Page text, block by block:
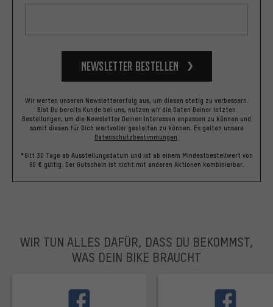
Newsletter bestellen
Wir werten unseren Newslettererfolg aus, um diesen stetig zu verbessern.
Bist Du bereits Kunde bei uns, nutzen wir die Daten Deiner letzten
Bestellungen, um die Newsletter Deinen Interessen anpassen zu können und
somit diesen für Dich wertvoller gestalten zu können. Es gelten unsere
Datenschutzbestimmungen.
*Gilt 30 Tage ab Ausstellungsdatum und ist ab einem Mindestbestellwert von
60 € gültig. Der Gutschein ist nicht mit anderen Aktionen kombinierbar.
WIR TUN ALLES DAFÜR, DASS DU BEKOMMST,
WAS DEIN BIKE BRAUCHT